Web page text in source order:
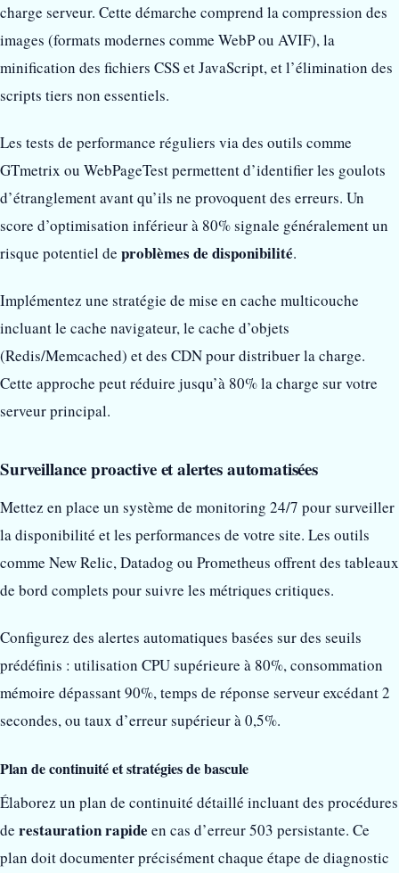
charge serveur. Cette démarche comprend la compression des
images (formats modernes comme WebP ou AVIF), la
minification des fichiers CSS et JavaScript, et l’élimination des
scripts tiers non essentiels.
Les tests de performance réguliers via des outils comme
GTmetrix ou WebPageTest permettent d’identifier les goulots
d’étranglement avant qu’ils ne provoquent des erreurs. Un
score d’optimisation inférieur à 80% signale généralement un
risque potentiel de problèmes de disponibilité.
Implémentez une stratégie de mise en cache multicouche
incluant le cache navigateur, le cache d’objets
(Redis/Memcached) et des CDN pour distribuer la charge.
Cette approche peut réduire jusqu’à 80% la charge sur votre
serveur principal.
Surveillance proactive et alertes automatisées
Mettez en place un système de monitoring 24/7 pour surveiller
la disponibilité et les performances de votre site. Les outils
comme New Relic, Datadog ou Prometheus offrent des tableaux
de bord complets pour suivre les métriques critiques.
Configurez des alertes automatiques basées sur des seuils
prédéfinis : utilisation CPU supérieure à 80%, consommation
mémoire dépassant 90%, temps de réponse serveur excédant 2
secondes, ou taux d’erreur supérieur à 0,5%.
Plan de continuité et stratégies de bascule
Élaborez un plan de continuité détaillé incluant des procédures
de restauration rapide en cas d’erreur 503 persistante. Ce
plan doit documenter précisément chaque étape de diagnostic